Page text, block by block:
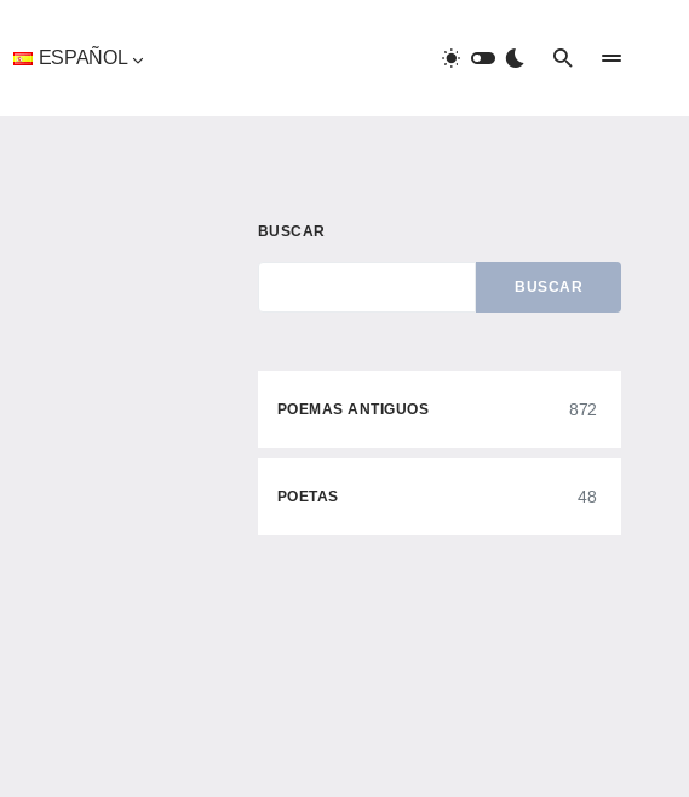
ESPAÑOL
BUSCAR
BUSCAR
POEMAS ANTIGUOS 872
POETAS 48